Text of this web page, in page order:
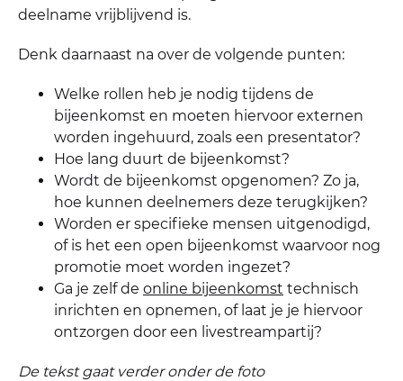
deelname vrijblijvend is.
Denk daarnaast na over de volgende punten:
Welke rollen heb je nodig tijdens de
bijeenkomst en moeten hiervoor externen
worden ingehuurd, zoals een presentator?
Hoe lang duurt de bijeenkomst?
Wordt de bijeenkomst opgenomen? Zo ja,
hoe kunnen deelnemers deze terugkijken?
Worden er specifieke mensen uitgenodigd,
of is het een open bijeenkomst waarvoor nog
promotie moet worden ingezet?
Ga je zelf de online bijeenkomst technisch
inrichten en opnemen, of laat je je hiervoor
ontzorgen door een livestreampartij?
De tekst gaat verder onder de foto